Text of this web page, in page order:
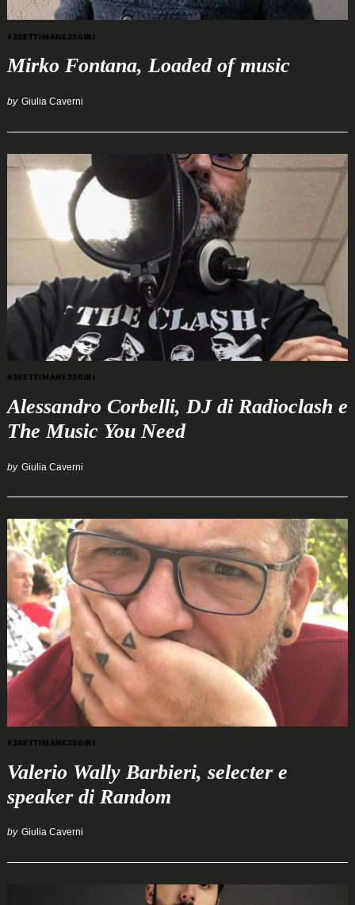
#3SETTIMANE33GIRI
Mirko Fontana, Loaded of music
by Giulia Caverni
#3SETTIMANE33GIRI
Alessandro Corbelli, DJ di Radioclash e
The Music You Need
by Giulia Caverni
#3SETTIMANE33GIRI
Valerio Wally Barbieri, selecter e
speaker di Random
by Giulia Caverni